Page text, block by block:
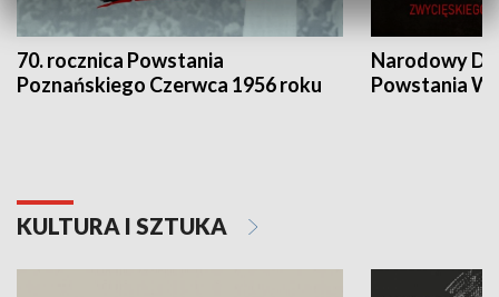
70. rocznica Powstania
Poznańskiego Czerwca 1956 roku
Narodowy
Powstania
KULTURA I SZTUKA